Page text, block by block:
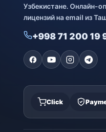
Узбекистане. Онлайн-
лицензий на email из
+998 71 200 19
Click